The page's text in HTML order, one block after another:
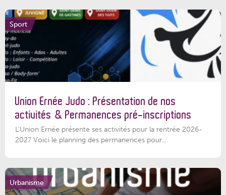
Sport
Union Ernée Judo : Présentation de nos
activités & Permanences pré-inscriptions
L'Union Ernée présente ses activités pour la rentrée 2026-
2027 Voici le planning des permanences pour...
Urbanisme